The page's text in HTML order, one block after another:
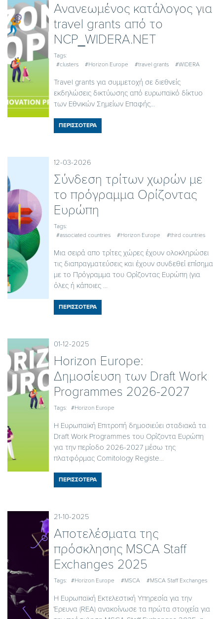
Ανανεωμένος κατάλογος για
travel grants από το
NCP_WIDERA.NET
Tags:
#clusters
#Horizon Europe #travel grants #WIDERA
Travel grants για συμμετοχή σε διεθνείς
εκδηλώσεις δικτύωσης από ευρωπαϊκό δίκτυο
των Εθνικών Σημείων Επαφής...
ΠΕΡΙΣΣΟΤΕΡΑ
12-03-2026
Σύνδεση τρίτων χωρών με
το πρόγραμμα Ορίζοντας
Ευρώπη
Tags:
#associated countries
#Horizon Europe #third countries
Μια σειρά απο τρίτες χώρες έχουν ολοκληρώσει
τις διαπραγματεύσεις και έχουν συνδεθεί επίσημα
με το Πρόγραμμα του Ορίζοντας Ευρώπη (για
όλες ή κάποιες ...
ΠΕΡΙΣΣΟΤΕΡΑ
01-12-2025
Horizon Europe:
Δημοσίευση των Draft Work
Programmes 2026-2027
Tags: #Horizon Europe
Η Ευρωπαϊκή Επιτροπή δημοσιεύει σταδιακά τα
Draft Work Programmes του Ορίζοντα Ευρώπη
για την περίοδο 2026-2027 μέσω της
πλατφόρμας Comitology Registe...
ΠΕΡΙΣΣΟΤΕΡΑ
21-10-2025
Αποτελέσματα της
πρόσκλησης MSCA Staff
Exchanges 2025
Tags: #Horizon Europe #MSCA #MSCA Staff Exchanges
Η Ευρωπαϊκή Εκτελεστική Υπηρεσία για την
Έρευνα (REA) ανακοίνωσε τα πρώτα στοιχεία για